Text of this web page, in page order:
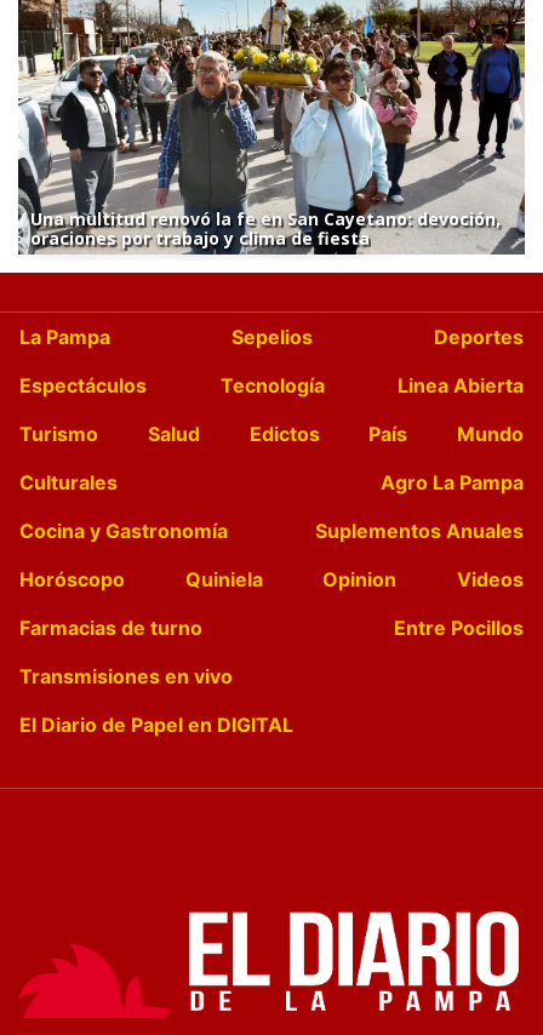
Una multitud renovó la fe en San Cayetano: devoción,
oraciones por trabajo y clima de fiesta
La Pampa Sepelios
Deportes
Espectáculos
Tecnología
Linea Abierta
Turismo
Salud Edictos País
Mundo
Culturales
Agro La Pampa
Cocina y Gastronomía
Suplementos Anuales
Horóscopo
Quiniela Opinion
Videos
Farmacias de turno
Entre Pocillos
Transmisiones en vivo
El Diario de Papel en DIGITAL